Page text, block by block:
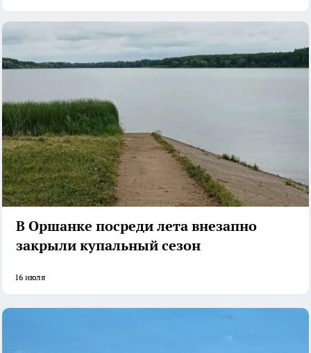
В Оршанке посреди лета внезапно
закрыли купальный сезон
16 июля